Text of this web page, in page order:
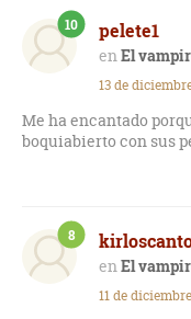
pelete1
El
10
13 de
Me ha encantado
boquiabierto con sus
El
8
11 de